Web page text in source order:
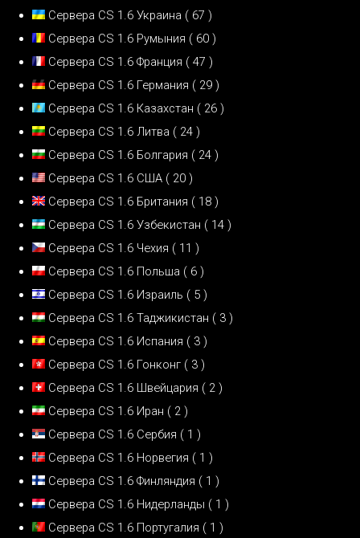
Сервера CS 1.6 Украина ( 67 )
Сервера CS 1.6 Румыния ( 60 )
Сервера CS 1.6 Франция ( 47 )
Сервера CS 1.6 Германия ( 29 )
Сервера CS 1.6 Казахстан ( 26 )
Сервера CS 1.6 Литва ( 24 )
Сервера CS 1.6 Болгария ( 24 )
Сервера CS 1.6 США ( 20 )
Сервера CS 1.6 Британия ( 18 )
Сервера CS 1.6 Узбекистан ( 14 )
Сервера CS 1.6 Чехия ( 11 )
Сервера CS 1.6 Польша ( 6 )
Сервера CS 1.6 Израиль ( 5 )
Сервера CS 1.6 Таджикистан ( 3 )
Сервера CS 1.6 Испания ( 3 )
Сервера CS 1.6 Гонконг ( 3 )
Сервера CS 1.6 Швейцария ( 2 )
Сервера CS 1.6 Иран ( 2 )
Сервера CS 1.6 Сербия ( 1 )
Сервера CS 1.6 Норвегия ( 1 )
Сервера CS 1.6 Финляндия ( 1 )
Сервера CS 1.6 Нидерланды ( 1 )
Сервера CS 1.6 Португалия ( 1 )